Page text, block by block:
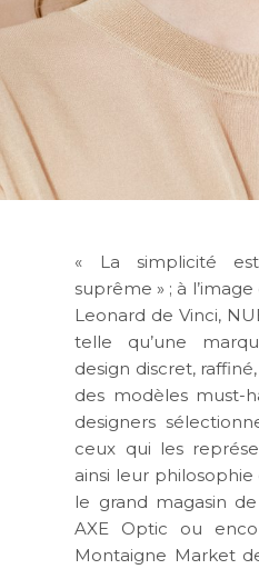
« La simplicité
suprême » ; à
Leonard de Vinci,
telle qu’une
design discret,
des modèles must-
designers
ceux qui les
ainsi leur
le grand magasin
AXE Optic ou
Montaigne Market